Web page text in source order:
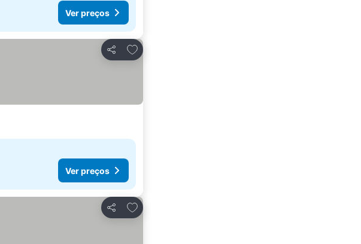
Ver preços
Partilhar
Adicionar aos favoritos
Ver preços
Partilhar
Adicionar aos favoritos